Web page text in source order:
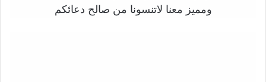
ومميز معنا لاتنسونا من صالح دعائكم